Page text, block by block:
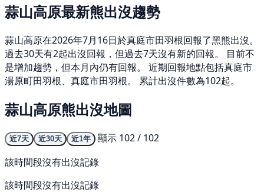
蒜山高原最新熊出沒趨勢
蒜山高原在2026年7月16日於真庭市田羽根回報了黑熊出沒。
過去30天有2起出沒回報，但過去7天沒有新的回報。 目前不
是增加趨勢，但本月內仍有回報。 近期回報地點包括真庭市
湯原町田羽根、真庭市田羽根。 累計出沒件數為102起。
蒜山高原熊出沒地圖
近7天 近30天 近1年
顯示 102 / 102
該時間段沒有出沒記錄
該時間段沒有出沒記錄